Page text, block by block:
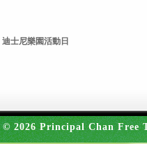
迪士尼樂園活動日
2026 Principal Chan Free